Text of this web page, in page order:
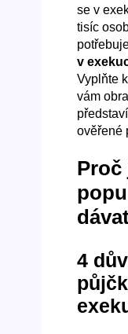
se v
tisíc
v
Vyplňte
vám
ověřené
Proč
4